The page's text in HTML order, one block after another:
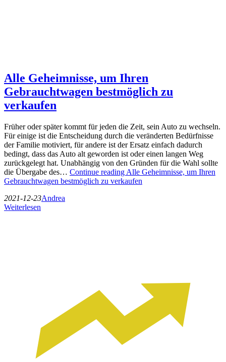
Alle Geheimnisse, um Ihren
Gebrauchtwagen bestmöglich zu
verkaufen
Früher oder später kommt für jeden die Zeit, sein Auto zu wechseln.
Für einige ist die Entscheidung durch die veränderten Bedürfnisse
der Familie motiviert, für andere ist der Ersatz einfach dadurch
bedingt, dass das Auto alt geworden ist oder einen langen Weg
zurückgelegt hat. Unabhängig von den Gründen für die Wahl sollte
die Übergabe des… Continue reading Alle Geheimnisse, um Ihren
Gebrauchtwagen bestmöglich zu verkaufen
2021-12-23Andrea
Weiterlesen